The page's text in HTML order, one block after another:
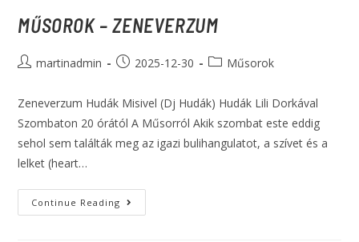
MŰSOROK – ZENEVERZUM
martinadmin 2025-12-30 Műsorok
Zeneverzum Hudák Misivel (Dj Hudák) Hudák Lili Dorkával
Szombaton 20 órától A Műsorról Akik szombat este eddig
sehol sem találták meg az igazi bulihangulatot, a szívet és a
lelket (heart…
Continue Reading